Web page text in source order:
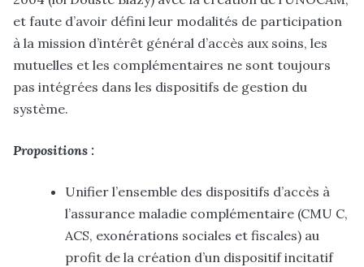
et faute d’avoir défini leur modalités de participation
à la mission d’intérêt général d’accès aux soins, les
mutuelles et les complémentaires ne sont toujours
pas intégrées dans les dispositifs de gestion du
système.
Propositions :
Unifier l’ensemble des dispositifs d’accès à
l’assurance maladie complémentaire (CMU C,
ACS, exonérations sociales et fiscales) au
profit de la création d’un dispositif incitatif